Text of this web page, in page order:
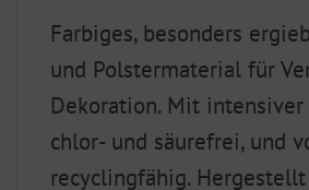
Farbiges, besonders
und Polstermaterial für
Dekoration. Mit intensiver
chlor- und säurefrei, und
recyclingfähig. Hergestellt